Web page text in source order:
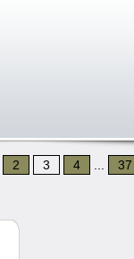
2 3 4 37